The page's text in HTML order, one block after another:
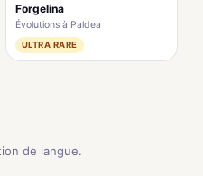
Forgelina
Évolutions à Paldea
ULTRA RARE
de langue.